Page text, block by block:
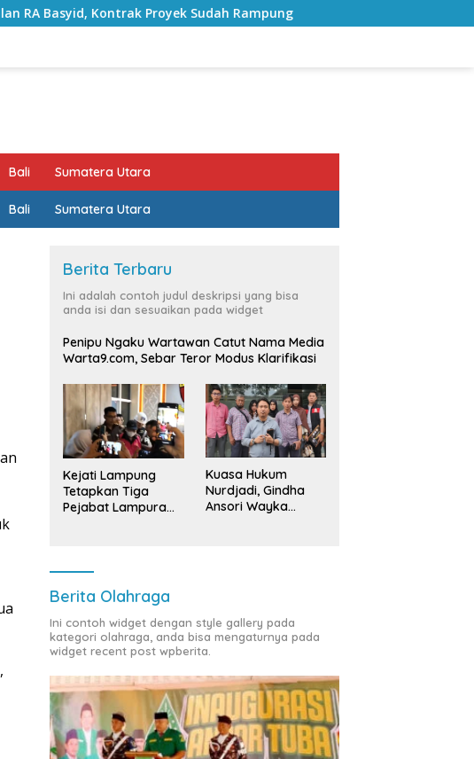
Proyek Sudah Rampung Bulan Kemerdekaan, Bupati Lampung
Bali Sumatera Utara
Bali Sumatera Utara
Berita Terbaru
Ini adalah contoh judul deskripsi yang bisa
anda isi dan sesuaikan pada widget
Penipu Ngaku Wartawan Catut Nama Media
Warta9.com, Sebar Teror Modus Klarifikasi
Kejati Lampung
Tetapkan Tiga
Pejabat Lampura
Kuasa Hukum
Nurdjadi, Gindha
Ansori Wayka
Berita Olahraga
Ini contoh widget dengan style gallery pada
kategori olahraga, anda bisa mengaturnya pada
widget recent post wpberita.